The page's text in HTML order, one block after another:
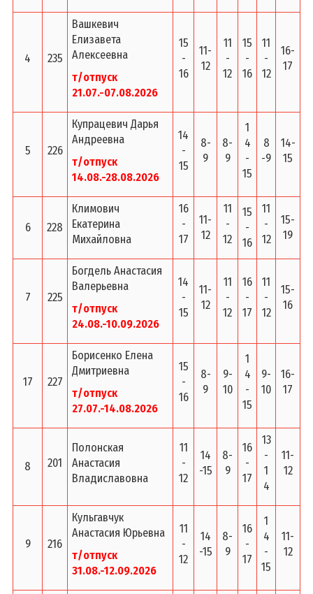
4 235
Вашкевич
Елизавета
Алексеевна
т/отпуск
21.07.-07.08.2026
15
-
16
11-
12
11
-
12
15
-
16
11
-
12
16-
17
5 226
Купрацевич Дарья
Андреевна
т/отпуск
14.08.-28.08.2026
14
-
15
8-
9
8-
9
1
4
-
15
8
-9
14-
15
6 228
Климович
Екатерина
Михайловна
16
-
17
11-
12
11
-
12
15
-
16
11
-
12
15-
19
7 225
Богдель Анастасия
Валерьевна
т/отпуск
24.08.-10.09.2026
14
-
15
11-
12
11
-
12
16
-
17
11
-
12
15-
16
17 227
Борисенко Елена
Дмитриевна
т/отпуск
27.07.-14.08.2026
15
-
16
8-
9
9-
10
1
4
-
15
9-
10
16-
17
8 201
Полонская
Анастасия
Владиславовна
11
-
12
14
-15
8-
9
16
-
17
13
-
1
4
11-
12
9 216
Кульгавчук
Анастасия Юрьевна
т/отпуск
31.08.-12.09.2026
11
-
12
14
-15
8-
9
16
-
17
1
4
-
15
11-
12